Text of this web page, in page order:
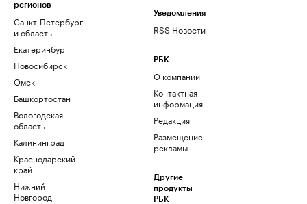
регионов
Санкт-Петербург
и область
Екатеринбург
Новосибирск
Омск
Башкортостан
Вологодская
область
Калининград
Краснодарский
край
Нижний
Новгород
Уведомления
RSS Новости
РБК
О компании
Контактная
информация
Редакция
Размещение
рекламы
Другие
продукты
РБК